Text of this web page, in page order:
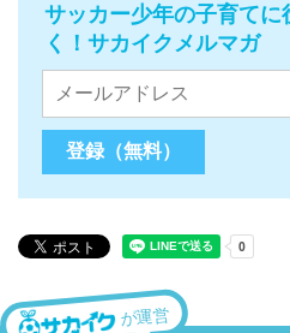
サッカー少年の子育てに
く！サカイクメルマガ
が運営